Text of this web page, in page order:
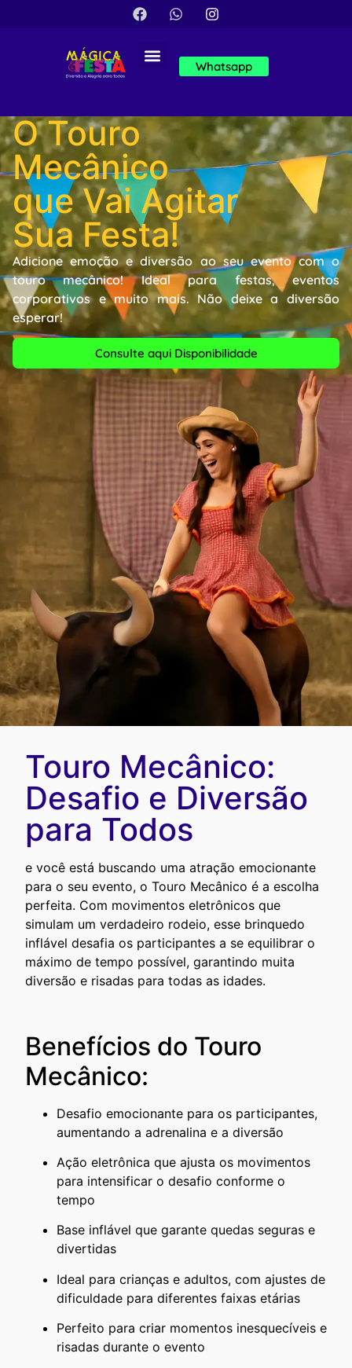
Whatsapp
O Touro
Mecânico
que Vai Agitar
Sua Festa!
Adicione emoção e diversão ao seu evento com o
touro mecânico! Ideal para festas, eventos
corporativos e muito mais. Não deixe a diversão
esperar!
Consulte aqui Disponibilidade
Touro Mecânico:
Desafio e Diversão
para Todos
e você está buscando uma atração emocionante
para o seu evento, o Touro Mecânico é a escolha
perfeita. Com movimentos eletrônicos que
simulam um verdadeiro rodeio, esse brinquedo
inflável desafia os participantes a se equilibrar o
máximo de tempo possível, garantindo muita
diversão e risadas para todas as idades.
Benefícios do Touro
Mecânico:
Desafio emocionante para os participantes,
aumentando a adrenalina e a diversão
Ação eletrônica que ajusta os movimentos
para intensificar o desafio conforme o
tempo
Base inflável que garante quedas seguras e
divertidas
Ideal para crianças e adultos, com ajustes de
dificuldade para diferentes faixas etárias
Perfeito para criar momentos inesquecíveis e
risadas durante o evento